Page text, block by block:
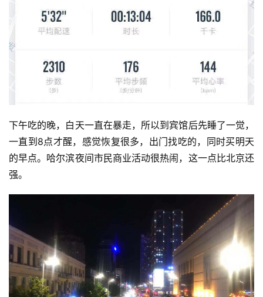
下午吃的晚，白天一直在暴走，所以到宾馆后先睡了一觉，
一直到8点才醒，感觉恢复很多，出门找吃的，同时买明天
的早点。哈尔滨夜间市民商业活动很热闹，这一点比北京还
强。